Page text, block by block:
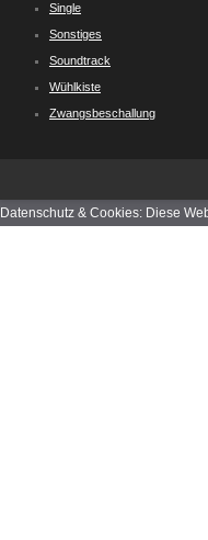
Single
Sonstiges
Soundtrack
Wühlkiste
Zwangsbeschallung
Datenschutz & Cookies: Diese